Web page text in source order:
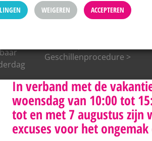
Geschillenprocedure >
WEIGEREN ACCEPTEREN
In verband met de
woensdag van 10:00 tot
tot en met 7 augustus zijn
excuses voor het